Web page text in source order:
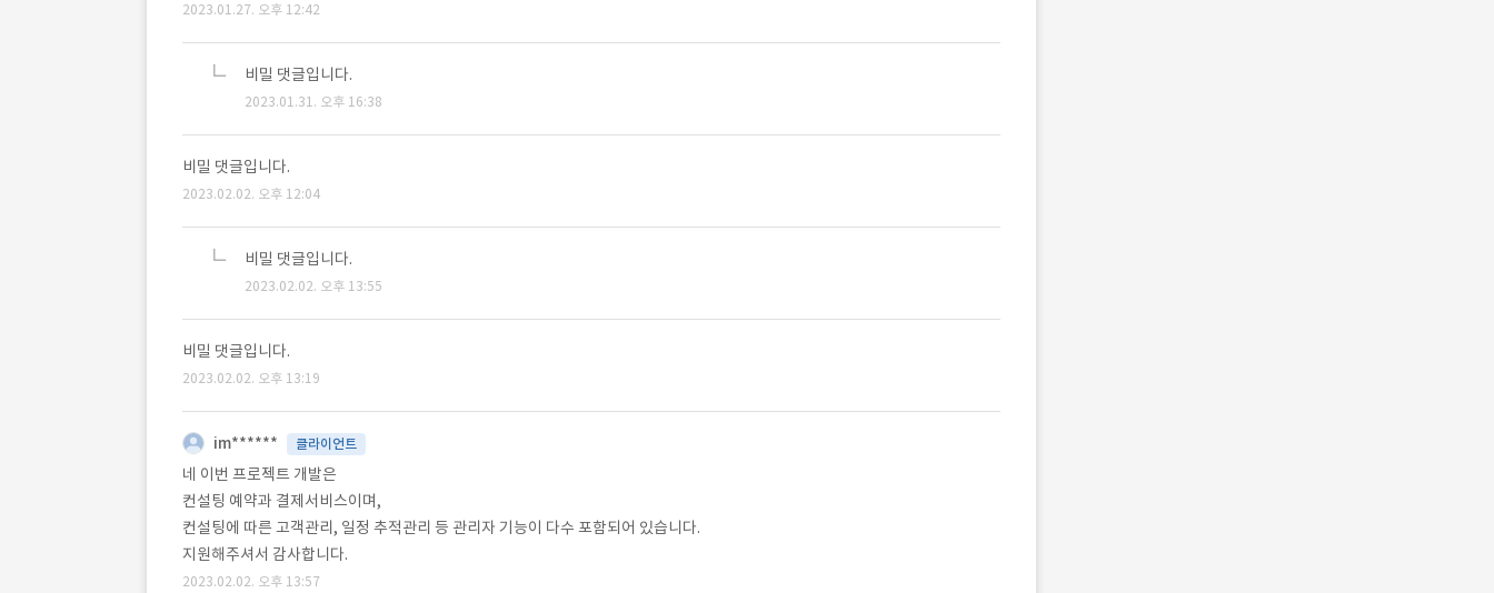
2023.01.27. 오후 12:42
비밀 댓글입니다.
2023.01.31. 오후 16:38
비밀 댓글입니다.
2023.02.02. 오후 12:04
비밀 댓글입니다.
2023.02.02. 오후 13:55
비밀 댓글입니다.
2023.02.02. 오후 13:19
im****** 클라이언트
네 이번 프로젝트 개발은
컨설팅 예약과 결제서비스이며,
컨설팅에 따른 고객관리, 일정 추적관리 등 관리자 기능이 다수 포함되어 있습니다.
지원해주셔서 감사합니다.
2023.02.02. 오후 13:57